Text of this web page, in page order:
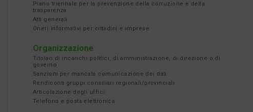
Piano triennale per la prevenzione della corruzione e della
trasparenza
Atti generali
Oneri informativi per cittadini e imprese
Organizzazione
Titolari di incarichi politici, di amministrazione, di direzione o di
governo
Sanzioni per mancata comunicazione dei dati
Rendiconti gruppi consiliari regionali/provinciali
Articolazione degli uffici
Telefono e posta elettronica